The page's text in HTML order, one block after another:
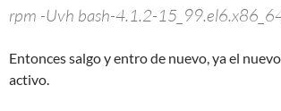
rpm -Uvh bash-4.1.2-
Entonces salgo y entro de nuevo, ya el
activo.